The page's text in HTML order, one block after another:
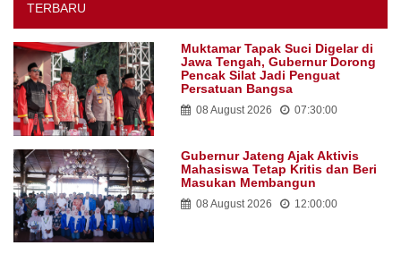
TERBARU
Muktamar Tapak Suci Digelar di
Jawa Tengah, Gubernur Dorong
Pencak Silat Jadi Penguat
Persatuan Bangsa
08 August 2026 07:30:00
Gubernur Jateng Ajak Aktivis
Mahasiswa Tetap Kritis dan Beri
Masukan Membangun
08 August 2026 12:00:00